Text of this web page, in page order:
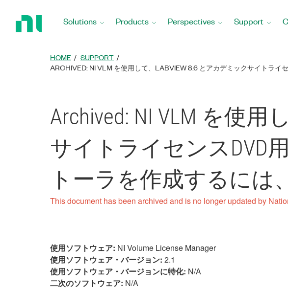
Solutions Products Perspectives Support
HOME
SUPPORT
ARCHIVED: NI VLM を使用して、LABVIEW 8.6 とアカデミックサイトラ
Archived: NI VLM を使用
サイトライセンスDVD
トーラを作成するには
This document has been archived and is no longer updated by
使用ソフトウェア: NI Volume License Manager
使用ソフトウェア・バージョン: 2.1
使用ソフトウェア・バージョンに特化: N/A
二次のソフトウェア: N/A